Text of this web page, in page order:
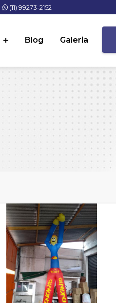
(11) 99273-2152
Blog Galeria